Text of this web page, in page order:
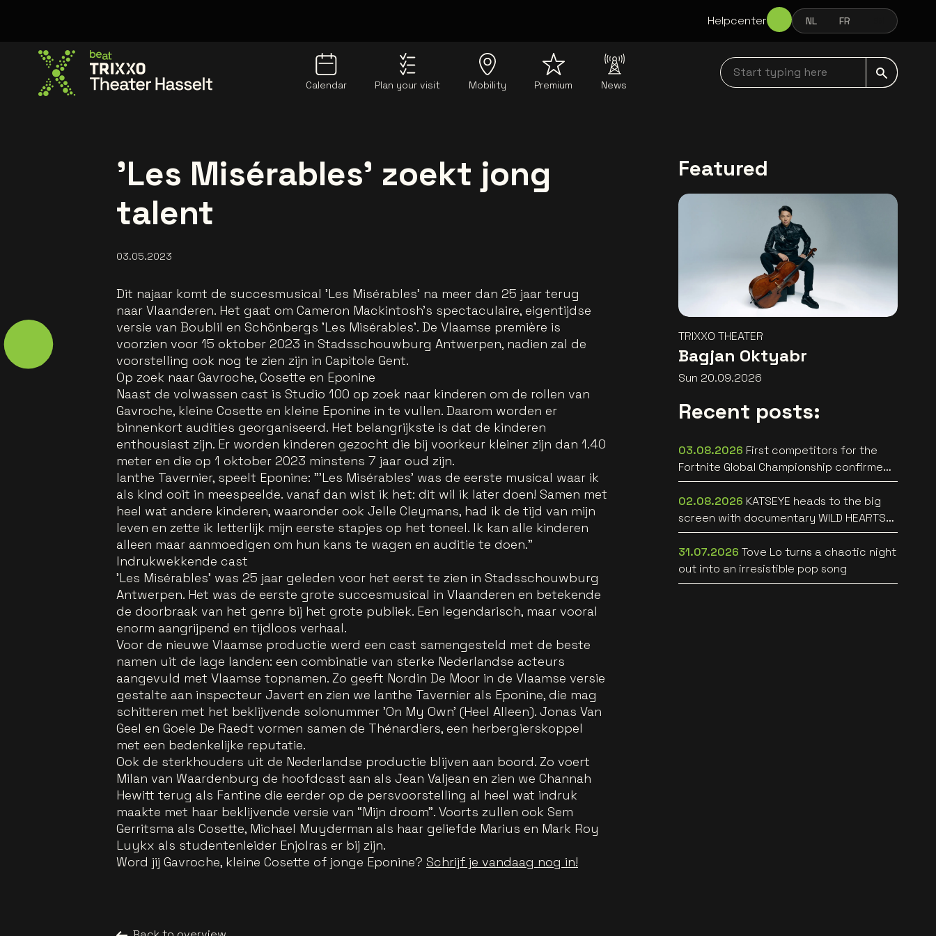
Helpcenter NEDERLANDS
NL FRANÇAIS
FR ENGLISH
Calendar Plan your visit Mobility Premium News
Start typing here navbar
'Les Misérables' zoekt jong
talent
03.05.2023
Dit najaar komt de succesmusical 'Les Misérables' na meer dan 25 jaar terug
naar Vlaanderen. Het gaat om Cameron Mackintosh's spectaculaire, eigentijdse
versie van Boublil en Schönbergs 'Les Misérables'. De Vlaamse première is
voorzien voor 15 oktober 2023 in Stadsschouwburg Antwerpen, nadien zal de
voorstelling ook nog te zien zijn in Capitole Gent.
Op zoek naar Gavroche, Cosette en Eponine
Naast de volwassen cast is Studio 100 op zoek naar kinderen om de rollen van
Gavroche, kleine Cosette en kleine Eponine in te vullen. Daarom worden er
binnenkort audities georganiseerd. Het belangrijkste is dat de kinderen
enthousiast zijn. Er worden kinderen gezocht die bij voorkeur kleiner zijn dan 1.40
meter en die op 1 oktober 2023 minstens 7 jaar oud zijn.
Ianthe Tavernier, speelt Eponine: "'Les Misérables' was de eerste musical waar ik
als kind ooit in meespeelde. vanaf dan wist ik het: dit wil ik later doen! Samen met
heel wat andere kinderen, waaronder ook Jelle Cleymans, had ik de tijd van mijn
leven en zette ik letterlijk mijn eerste stapjes op het toneel. Ik kan alle kinderen
alleen maar aanmoedigen om hun kans te wagen en auditie te doen."
Indrukwekkende cast
'Les Misérables' was 25 jaar geleden voor het eerst te zien in Stadsschouwburg
Antwerpen. Het was de eerste grote succesmusical in Vlaanderen en betekende
de doorbraak van het genre bij het grote publiek. Een legendarisch, maar vooral
enorm aangrijpend en tijdloos verhaal.
Voor de nieuwe Vlaamse productie werd een cast samengesteld met de beste
namen uit de lage landen: een combinatie van sterke Nederlandse acteurs
aangevuld met Vlaamse topnamen. Zo geeft Nordin De Moor in de Vlaamse versie
gestalte aan inspecteur Javert en zien we Ianthe Tavernier als Eponine, die mag
schitteren met het beklijvende solonummer 'On My Own' (Heel Alleen). Jonas Van
Geel en Goele De Raedt vormen samen de Thénardiers, een herbergierskoppel
met een bedenkelijke reputatie.
Ook de sterkhouders uit de Nederlandse productie blijven aan boord. Zo voert
Milan van Waardenburg de hoofdcast aan als Jean Valjean en zien we Channah
Hewitt terug als Fantine die eerder op de persvoorstelling al heel wat indruk
maakte met haar beklijvende versie van “Mijn droom”. Voorts zullen ook Sem
Gerritsma als Cosette, Michael Muyderman als haar geliefde Marius en Mark Roy
Luykx als studentenleider Enjolras er bij zijn.
Word jij Gavroche, kleine Cosette of jonge Eponine? Schrijf je vandaag nog in!
Featured
TRIXXO THEATER
Bagjan Oktyabr
Sun 20.09.2026
Recent posts:
03.08.2026 First competitors for the
Fortnite Global Championship confirmed
at Lotto Arena
02.08.2026 KATSEYE heads to the big
screen with documentary WILD HEARTS
[trailer]
31.07.2026 Tove Lo turns a chaotic night
out into an irresistible pop song